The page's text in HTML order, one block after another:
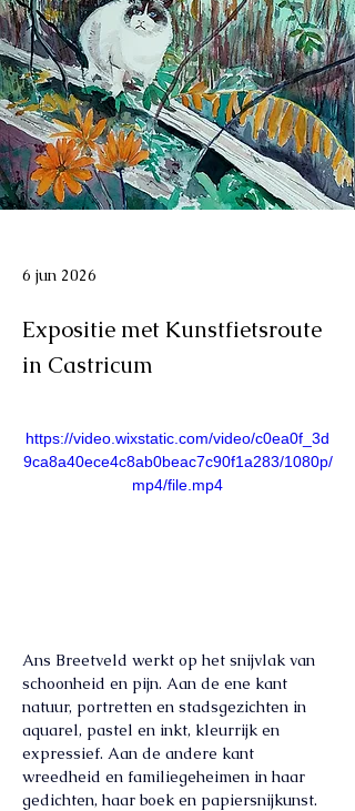
6 jun 2026
Expositie met Kunstfietsroute
in Castricum
https://video.wixstatic.com/video/c0ea0f_3d
9ca8a40ece4c8ab0beac7c90f1a283/1080p/
mp4/file.mp4
Ans Breetveld werkt op het snijvlak van
schoonheid en pijn. Aan de ene kant
natuur, portretten en stadsgezichten in
aquarel, pastel en inkt, kleurrijk en
expressief. Aan de andere kant
wreedheid en familiegeheimen in haar
gedichten, haar boek en papiersnijkunst.